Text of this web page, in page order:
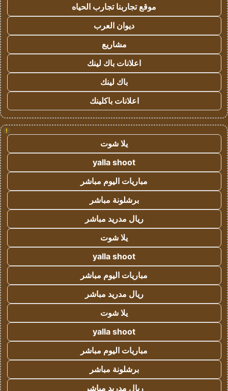
موقع تجاربنا تجارب الحياه
ديوان العرب
مشاريع
اعلانات باك لينك
باك لينك
اعلانات باكلينك
!
يلا شوت
yalla shoot
مباريات اليوم مباشر
برشلونة مباشر
ريال مدريد مباشر
يلا شوت
yalla shoot
مباريات اليوم مباشر
ريال مدريد مباشر
يلا شوت
yalla shoot
مباريات اليوم مباشر
برشلونة مباشر
ريال مدريد مباشر